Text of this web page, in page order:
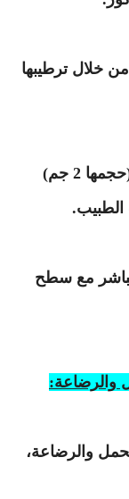
خلال ترطيبها
* توضع طبقة من كريم Hyalo 4 Start (حجمها 2 جم)
مع سطح
4 في فترة الحمل والرضاعة،